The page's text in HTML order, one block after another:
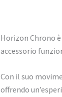
Horizon Chrono
accessorio
Con il suo
offrendo